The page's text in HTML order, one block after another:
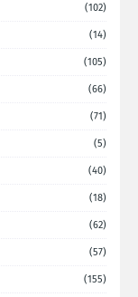
(102)
(14)
(105)
(66)
(71)
(5)
(40)
(18)
(62)
(57)
(155)